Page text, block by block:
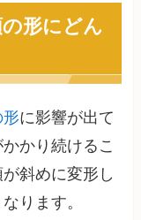
形にどん
に影響が出て
かり続けるこ
斜めに変形し
ります。